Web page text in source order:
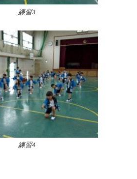
練習3
練習4